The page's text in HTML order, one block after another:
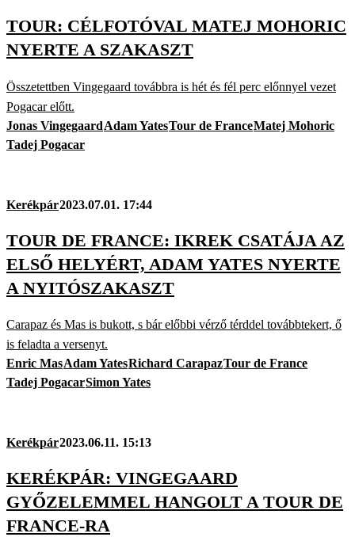
TOUR: CÉLFOTÓVAL MATEJ MOHORIC
NYERTE A SZAKASZT
Összetettben Vingegaard továbbra is hét és fél perc előnnyel vezet
Pogacar előtt.
Jonas VingegaardAdam YatesTour de FranceMatej Mohoric
Tadej Pogacar
Kerékpár2023.07.01. 17:44
TOUR DE FRANCE: IKREK CSATÁJA AZ
ELSŐ HELYÉRT, ADAM YATES NYERTE
A NYITÓSZAKASZT
Carapaz és Mas is bukott, s bár előbbi vérző térddel továbbtekert, ő
is feladta a versenyt.
Enric MasAdam YatesRichard CarapazTour de France
Tadej PogacarSimon Yates
Kerékpár2023.06.11. 15:13
KERÉKPÁR: VINGEGAARD
GYŐZELEMMEL HANGOLT A TOUR DE
FRANCE-RA